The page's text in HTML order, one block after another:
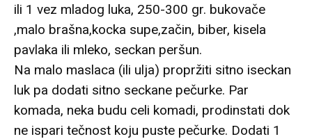
ili 1 vez mladog luka, 250-300 gr. bukovače
,malo brašna,kocka supe,začin, biber, kisela
pavlaka ili mleko, seckan peršun.
Na malo maslaca (ili ulja) propržiti sitno iseckan
luk pa dodati sitno seckane pečurke. Par
komada, neka budu celi komadi, prodinstati dok
ne ispari tečnost koju puste pečurke. Dodati 1